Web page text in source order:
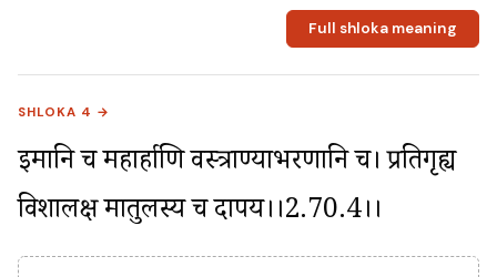
Full shloka meaning
SHLOKA 4 →
इमानि च महार्हाणि वस्त्राण्याभरणानि च। प्रतिगृह्य
विशालक्ष मातुलस्य च दापय।।2.70.4।।